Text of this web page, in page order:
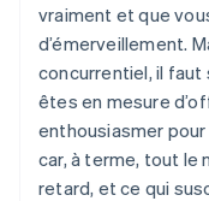
vraiment et que
d’émerveillement.
concurrentiel, il faut
êtes en mesure
enthousiasmer
car, à terme, tout le
retard, et ce qui